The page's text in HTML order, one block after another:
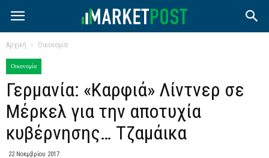
Αρχική Οικονομία
Οικονομία
Γερμανία: «Καρφιά» Λίντνερ σε
Μέρκελ για την αποτυχία
κυβέρνησης… Τζαμάικα
22 Νοεμβρίου 2017